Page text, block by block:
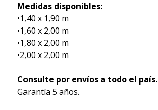
Medidas disponibles:
•1,40 x 1,90 m
•1,60 x 2,00 m
•1,80 x 2,00 m
•2,00 x 2,00 m
Consulte por envíos a todo el país.
Garantía 5 años.